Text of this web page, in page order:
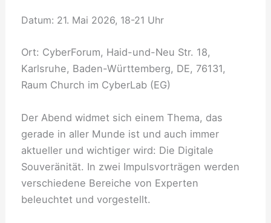
Datum: 21. Mai 2026, 18-21 Uhr
Ort: CyberForum, Haid-und-Neu Str. 18,
Karlsruhe, Baden-Württemberg, DE, 76131,
Raum Church im CyberLab (EG)
Der Abend widmet sich einem Thema, das
gerade in aller Munde ist und auch immer
aktueller und wichtiger wird: Die Digitale
Souveränität. In zwei Impulsvorträgen werden
verschiedene Bereiche von Experten
beleuchtet und vorgestellt.